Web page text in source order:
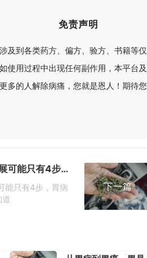
免责声明
及到各类药方、偏方、验方、书籍等
使用过程中出现任何副作用，本平台
多的人解除病痛，您就是恩人！期待
从胃炎到胃癌的发展可能只有4步，胃病的3大诱因你一定要知道
能只有4步，胃病
道
下一篇